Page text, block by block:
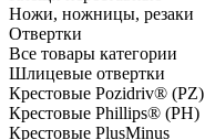
Ножи, ножницы, резаки
Отвертки
Все товары категории
Шлицевые отвертки
Крестовые Pozidriv® (PZ)
Крестовые Phillips® (PH)
Крестовые PlusMinus